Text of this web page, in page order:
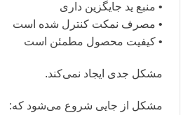
• منبع ید جایگزین داری
• مصرف نمکت کنترل شده است
• کیفیت محصول مطمئن است
مشکل جدی ایجاد نمی‌کند.
مشکل از جایی شروع می‌شود که: